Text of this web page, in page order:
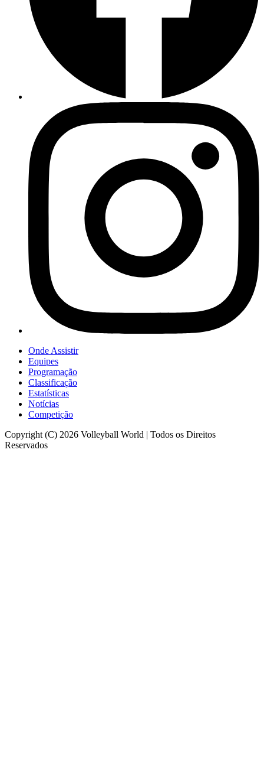
Onde Assistir
Equipes
Programação
Classificação
Estatísticas
Notícias
Competição
Copyright (C) 2026 Volleyball World | Todos os Direitos
Reservados